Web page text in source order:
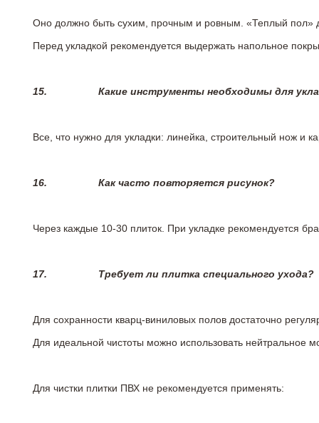
Оно должно быть сухим, прочным и ровным. «Теплый пол»
Перед укладкой рекомендуется выдержать напольное
15. Какие инструменты необходимы для
Все, что нужно для укладки: линейка, строительный нож и
16. Как часто повторяется рисунок?
Через каждые 10-30 плиток. При укладке рекомендуется
17. Требует ли плитка специального ухода?
Для сохранности кварц-виниловых полов достаточно
Для идеальной чистоты можно использовать
Для чистки плитки ПВХ не рекомендуется применять: